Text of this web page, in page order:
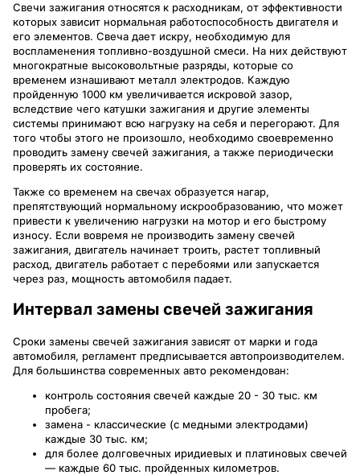
Свечи зажигания относятся к расходникам, от эффективности
которых зависит нормальная работоспособность двигателя и
его элементов. Свеча дает искру, необходимую для
воспламенения топливно-воздушной смеси. На них действуют
многократные высоковольтные разряды, которые со
временем изнашивают металл электродов. Каждую
пройденную 1000 км увеличивается искровой зазор,
вследствие чего катушки зажигания и другие элементы
системы принимают всю нагрузку на себя и перегорают. Для
того чтобы этого не произошло, необходимо своевременно
проводить замену свечей зажигания, а также периодически
проверять их состояние.
Также со временем на свечах образуется нагар,
препятствующий нормальному искрообразованию, что может
привести к увеличению нагрузки на мотор и его быстрому
износу. Если вовремя не производить замену свечей
зажигания, двигатель начинает троить, растет топливный
расход, двигатель работает с перебоями или запускается
через раз, мощность автомобиля падает.
Интервал замены свечей зажигания
Сроки замены свечей зажигания зависят от марки и года
автомобиля, регламент предписывается автопроизводителем.
Для большинства современных авто рекомендован:
контроль состояния свечей каждые 20 - 30 тыс. км
пробега;
замена - классические (с медными электродами)
каждые 30 тыс. км;
для более долговечных иридиевых и платиновых свечей
— каждые 60 тыс. пройденных километров.